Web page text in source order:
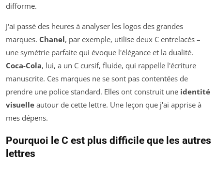
difforme.
J'ai passé des heures à analyser les logos des grandes
marques. Chanel, par exemple, utilise deux C entrelacés –
une symétrie parfaite qui évoque l'élégance et la dualité.
Coca-Cola, lui, a un C cursif, fluide, qui rappelle l'écriture
manuscrite. Ces marques ne se sont pas contentées de
prendre une police standard. Elles ont construit une identité
visuelle autour de cette lettre. Une leçon que j'ai apprise à
mes dépens.
Pourquoi le C est plus difficile que les autres
lettres